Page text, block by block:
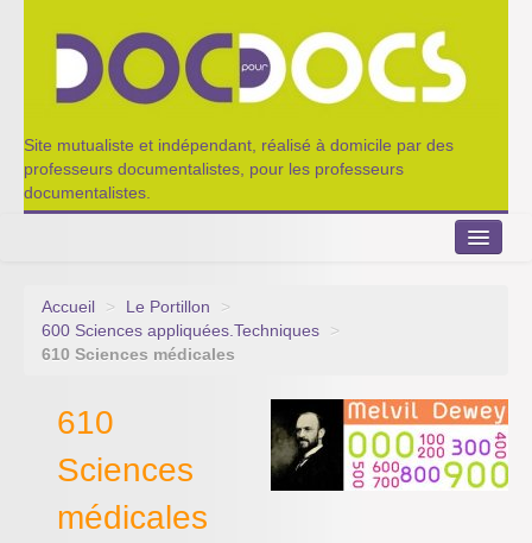
Site mutualiste et indépendant, réalisé à domicile par des
professeurs documentalistes, pour les professeurs
documentalistes.
Le Portillon
Appel à contribution
Nos outils de partage
Qui sommes-nous ?
Accueil > Le Portillon
>
600 Sciences appliquées.Techniques
>
610 Sciences médicales
610
Sciences
médicales